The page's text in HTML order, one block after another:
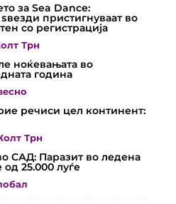
за Sea Dance:
пристигнуваат во
со регистрација
Трн
ноќевањата во
година
речиси цел континент:
Трн
САД: Паразит во ледена
од 25.000 луѓе